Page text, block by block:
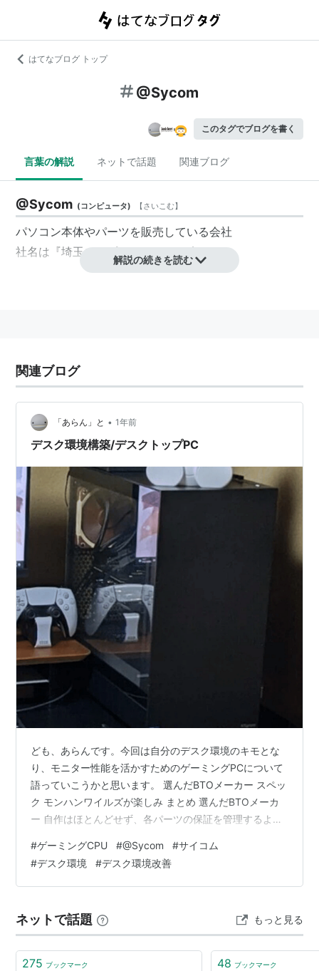
はてなブログ トップ
@Sycom
このタグでブログを書く
言葉の解説 ネットで話題 関連ブログ
@Sycom (コンピュータ) 【さいこむ】
パソコン本体やパーツを販売している会社
社名は『埼玉コンピューター』の略らしい
解説の続きを読む
関連ブログ
「あらん」と • 1年前
デスク環境構築/デスクトップPC
ども、あらんです。今回は自分のデスク環境のキモとな
り、モニター性能を活かすためのゲーミングPCについて
語っていこうかと思います。 選んだBTOメーカー スペッ
ク モンハンワイルズが楽しみ まとめ 選んだBTOメーカ
ー 自作はほとんどせず、各パーツの保証を管理するより
と。今回買わせてもらったのは www.sycom.co.jp こちら
のサイコムさんです。そこそこに自分の思うカスタムも
出来て、パーツもそこそこ選べるし、電源などの「この
選ぶ際に告知してくれるので詳しくない人でも失敗は少
ないです。後何…
#ゲーミングCPU #@Sycom #サイコム
#デスク環境 #デスク環境改善
ネットで話題 もっと見る
275 ブックマーク 48 ブックマーク